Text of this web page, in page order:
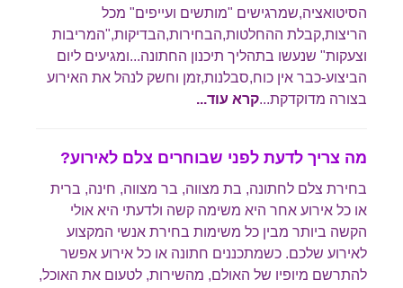
הסיטואציה,שמרגישים "מותשים ועייפים" מכל
הריצות,קבלת ההחלטות,הבחירות,הבדיקות,"המריבות
וצעקות" שנעשו בתהליך תיכנון החתונה...ומגיעים ליום
הביצוע-כבר אין כוח,סבלנות,זמן וחשק לנהל את האירוע
בצורה מדוקדקת...קרא עוד...
מה צריך לדעת לפני שבוחרים צלם לאירוע?
בחירת צלם לחתונה, בת מצווה, בר מצווה, חינה, ברית
או כל אירוע אחר היא משימה קשה ולדעתי היא אולי
הקשה ביותר מבין כל משימות בחירת אנשי המקצוע
לאירוע שלכם. כשמתכננים חתונה או כל אירוע אפשר
להתרשם מיופיו של האולם, מהשירות, לטעום את האוכל,